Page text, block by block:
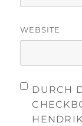
WEBSITE
DURCH